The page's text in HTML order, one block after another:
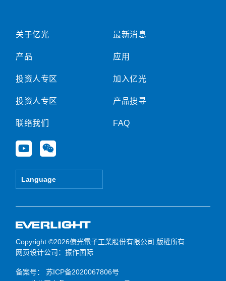
关于亿光
产品
投资人专区
投资人专区
联络我们
Y
o
u
e
W
e
i
Language
最新消息
应用
加入亿光
产品搜寻
FAQ
Copyright ©2026億光電子工業股份有限公司 版權所有.
网页设计公司 ：振作国际
备案号：
苏ICP备2020067806号